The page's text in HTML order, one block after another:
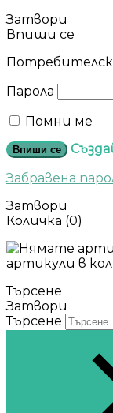
Затвори
Впиши се
Парола
Помни ме
Впиши се
Забравена
Затвори
Количка (0)
артикули в
Търсене
Затвори
Търсене